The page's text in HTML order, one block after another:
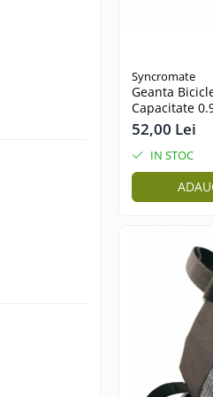
Syncromate
Geanta
Capacitate
Negru
52,00 Lei
IN STOC